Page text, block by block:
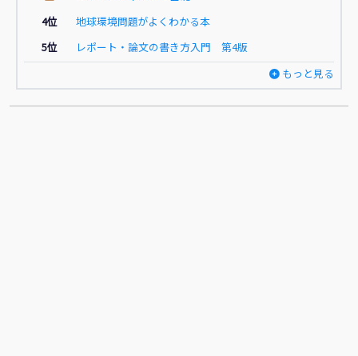
4位
地球環境問題がよくわかる本
5位
レポート・論文の書き方入門 第4版
もっと見る